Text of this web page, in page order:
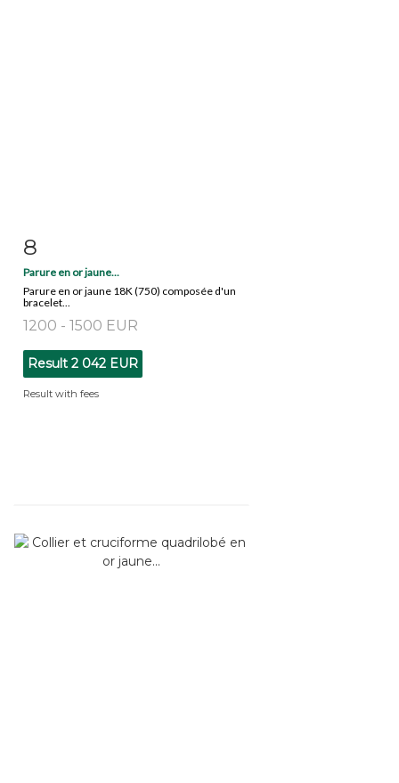
8
Parure en or jaune...
Parure en or jaune 18K (750) composée d'un
bracelet...
1200 - 1500 EUR
Result 2 042 EUR
Result with fees